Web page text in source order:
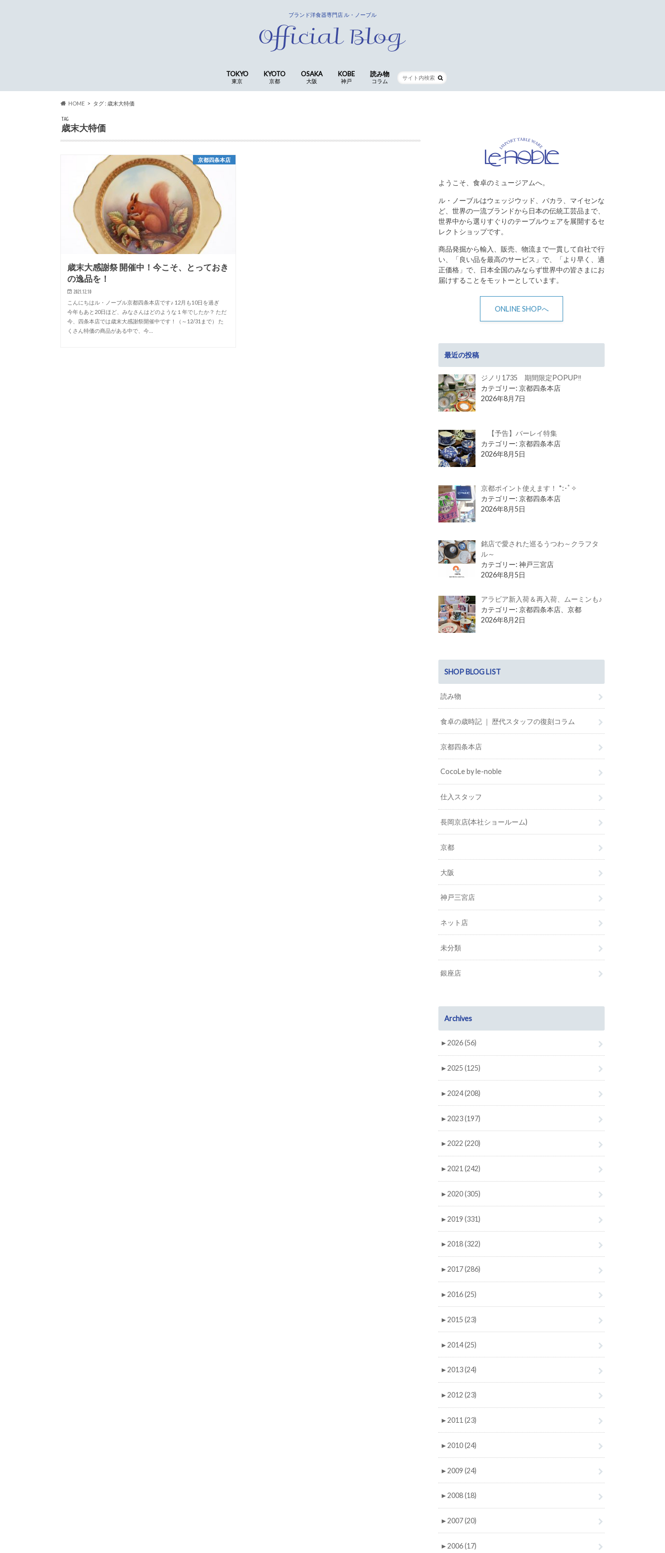
ブランド洋食器専門店 ル・ノーブル
TOKYO
東京
KYOTO
京都
OSAKA
大阪
KOBE
神戸
読み物
コラム
HOME タグ : 歳末大特価
TAG
歳末大特価
京都四条本店
歳末大感謝祭 開催中！今こそ、とっておき
の逸品を！
2021.12.10
こんにちはル・ノーブル京都四条本店です♪ 12月も10日を過ぎ
今年もあと20日ほど、みなさんはどのような１年でしたか？ ただ
今、四条本店では歳末大感謝祭開催中です！（～12/31まで） た
くさん特価の商品がある中で、今…
ようこそ、食卓のミュージアムへ。
ル・ノーブルはウェッジウッド、バカラ、マイセンな
ど、世界の一流ブランドから日本の伝統工芸品まで、
世界中から選りすぐりのテーブルウェアを展開するセ
レクトショップです。
商品発掘から輸入、販売、物流まで一貫して自社で行
い、「良い品を最高のサービス」で、「より早く、適
正価格」で、日本全国のみならず世界中の皆さまにお
届けすることをモットーとしています。
ONLINE SHOPへ
最近の投稿
ジノリ1735 期間限定POPUP‼
カテゴリー: 京都四条本店
2026年8月7日
【予告】バーレイ特集
カテゴリー: 京都四条本店
2026年8月5日
京都ポイント使えます！ *:･ﾟ✧
カテゴリー: 京都四条本店
2026年8月5日
銘店で愛された巡るうつわ～クラフタ
ル～
カテゴリー: 神戸三宮店
2026年8月5日
アラビア新入荷＆再入荷、ムーミンも♪
カテゴリー: 京都四条本店、京都
2026年8月2日
SHOP BLOG LIST
読み物
食卓の歳時記 ｜ 歴代スタッフの復刻コラム
京都四条本店
CocoLe by le-noble
仕入スタッフ
長岡京店(本社ショールーム)
京都
大阪
神戸三宮店
ネット店
未分類
銀座店
Archives
►2026 (56)
►2025 (125)
►2024 (208)
►2023 (197)
►2022 (220)
►2021 (242)
►2020 (305)
►2019 (331)
►2018 (322)
►2017 (286)
►2016 (25)
►2015 (23)
►2014 (25)
►2013 (24)
►2012 (23)
►2011 (23)
►2010 (24)
►2009 (24)
►2008 (18)
►2007 (20)
►2006 (17)